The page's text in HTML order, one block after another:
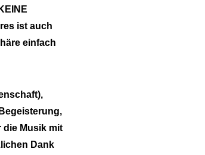
ist auch
einfach
die Musik mit
Dank